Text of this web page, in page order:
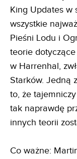
King Updates w
wszystkie
Pieśni Lodu i
teorie
w Harrenhal,
Starków. Jedną
to, że
tak naprawdę
innych teorii
Co ważne: